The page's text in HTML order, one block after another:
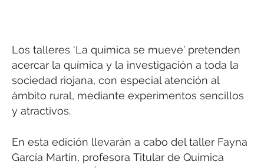
Los talleres ‘La química se mueve’ pretenden
acercar la química y la investigación a toda la
sociedad riojana, con especial atención al
ámbito rural, mediante experimentos sencillos
y atractivos.
En esta edición llevarán a cabo del taller Fayna
García Martín, profesora Titular de Química